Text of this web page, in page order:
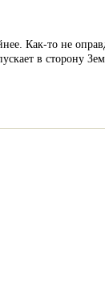
Как-то не
в сторону